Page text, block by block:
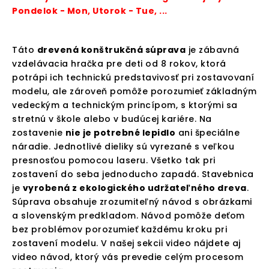
Pondelok - Mon, Utorok - Tue, ...
Táto drevená konštrukčná súprava je zábavná
vzdelávacia hračka pre deti od 8 rokov, ktorá
potrápi ich technickú predstavivosť pri zostavovaní
modelu, ale zároveň pomôže porozumieť základným
vedeckým a technickým princípom, s ktorými sa
stretnú v škole alebo v budúcej kariére. Na
zostavenie nie je potrebné lepidlo ani špeciálne
náradie. Jednotlivé dieliky sú vyrezané s veľkou
presnosťou pomocou laseru. Všetko tak pri
zostavení do seba jednoducho zapadá. Stavebnica
je vyrobená z ekologického udržateľného dreva.
Súprava obsahuje zrozumiteľný návod s obrázkami
a slovenským predkladom. Návod pomôže deťom
bez problémov porozumieť každému kroku pri
zostavení modelu. V našej sekcii video nájdete aj
video návod, ktorý vás prevedie celým procesom